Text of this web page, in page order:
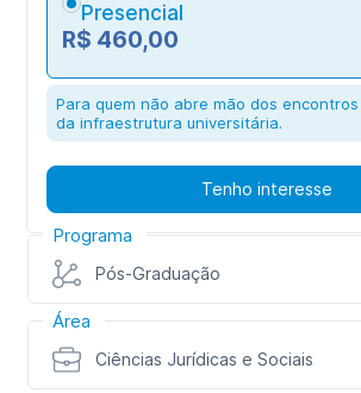
Programa
Pós-Graduação
Área
Ciências Jurídicas e Sociais
Presencial
R$ 460,00
Para quem não abre mão dos
da infraestrutura universitária.
Tenho interesse